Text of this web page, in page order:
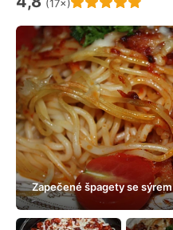
(17×)
Zapečené špagety se sýrem